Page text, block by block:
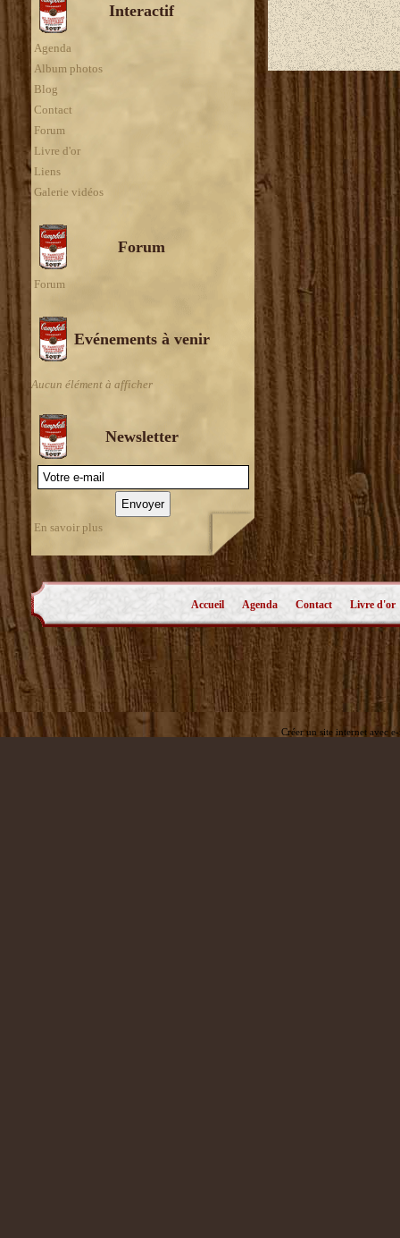
Interactif
Agenda
Album photos
Blog
Contact
Forum
Livre d'or
Liens
Galerie vidéos
Forum
Forum
Evénements à venir
Aucun élément à afficher
Newsletter
En savoir plus
Accueil Agenda Contact Livre d'or
Créer un site internet avec